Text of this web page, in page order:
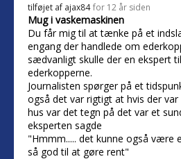
tilføjet af ajax84 for 12 år siden
Mug i vaskemaskinen
Du får mig til at tænke på et
engang der handlede om
sædvanligt skulle der en ekspert
ederkopperne.
Journalisten spørger på et
også det var rigtigt at hvis der
hus var det tegn på det var et
eksperten sagde
"Hmmm..... det kunne også være
så god til at gøre rent"